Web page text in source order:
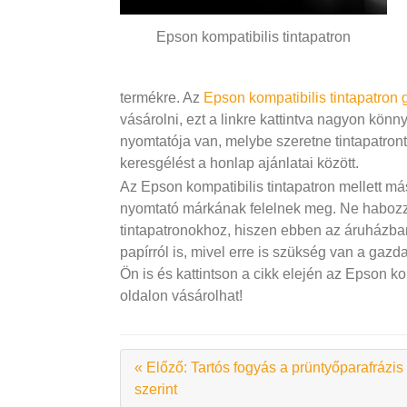
Epson kompatibilis tintapatron
termékre. Az Epson kompatibilis tintapatron
vásárolni, ezt a linkre kattintva nagyon
nyomtatója van, melybe szeretne
keresgélést a honlap ajánlatai között.
Az Epson kompatibilis tintapatron mellett
nyomtató márkának felelnek meg. Ne
tintapatronokhoz, hiszen ebben az
papírról is, mivel erre is szükség van a
Ön is és kattintson a cikk elején az Epson
oldalon vásárolhat!
« Előző: Tartós fogyás a prüntyőparafrázis
szerint